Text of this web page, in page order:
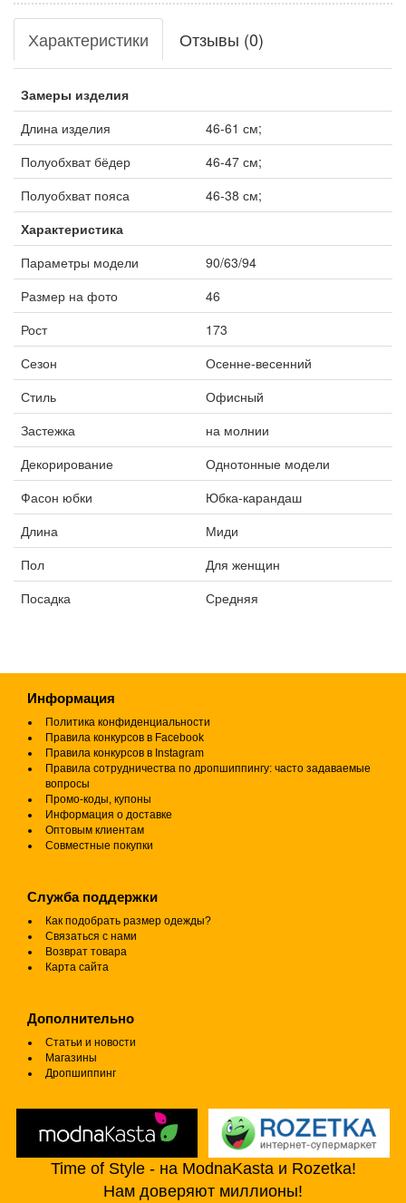
Характеристики Отзывы (0)
Замеры изделия
Длина изделия
46-61 см;
Полуобхват бёдер
46-47 см;
Полуобхват пояса
46-38 см;
Характеристика
Параметры модели
90/63/94
Размер на фото
46
Рост
173
Сезон
Осенне-весенний
Стиль
Офисный
Застежка
на молнии
Декорирование
Однотонные модели
Фасон юбки
Юбка-карандаш
Длина
Миди
Пол
Для женщин
Посадка
Средняя
Информация
Политика конфиденциальности
Правила конкурсов в Facebook
Правила конкурсов в Instagram
Правила сотрудничества по дропшиппингу: часто задаваемые
вопросы
Промо-коды, купоны
Информация о доставке
Оптовым клиентам
Совместные покупки
Служба поддержки
Как подобрать размер одежды?
Связаться с нами
Возврат товара
Карта сайта
Дополнительно
Статьи и новости
Магазины
Дропшиппинг
Time of Style - на ModnaKasta и Rozetka!
Нам доверяют миллионы!